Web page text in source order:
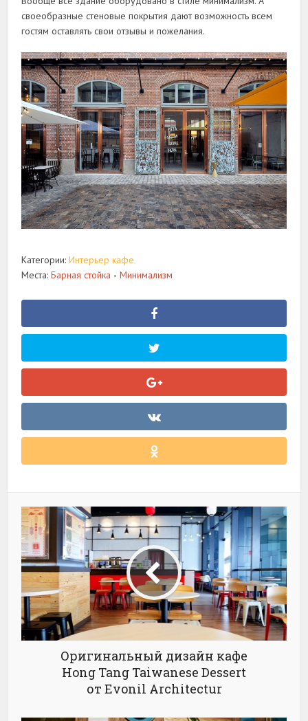
своеобразные стеновые покрытия дают возможность всем
гостям оставлять свои отзывы и пожелания.
Категории:Интерьер кафе
Места:Барная стойка • Минимализм
Оригинальный дизайн кафе
Hong Tang Taiwanese Dessert
от Evonil Architectur